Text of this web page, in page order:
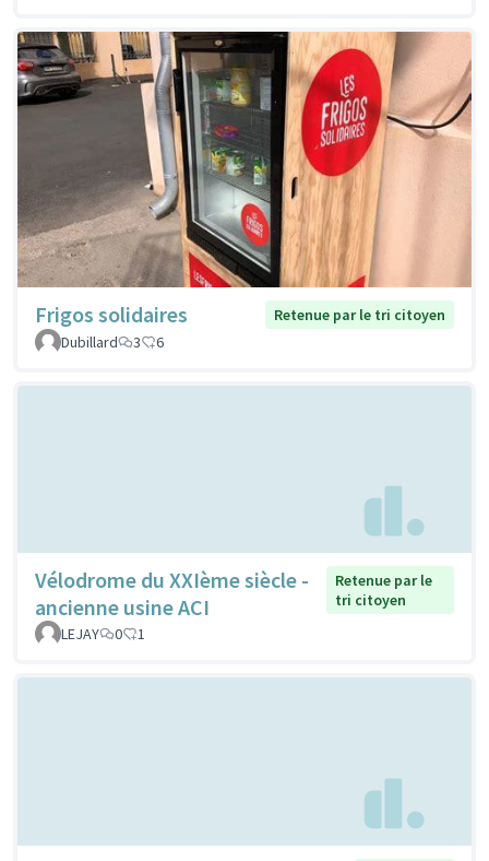
Frigos solidaires
Retenue par le tri citoyen
Dubillard
3 6
Vélodrome du XXIème siècle -
ancienne usine ACI
Retenue par le
tri citoyen
LEJAY
0 1